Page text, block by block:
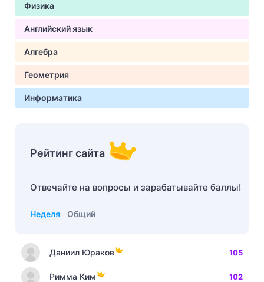
Физика
Английский язык
Алгебра
Геометрия
Информатика
Рейтинг сайта
Отвечайте на вопросы и зарабатывайте баллы!
Неделя Общий
Даниил Юраков 105
Римма Ким 102